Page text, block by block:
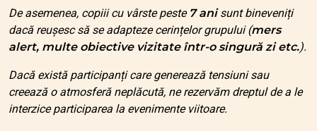
De asemenea, copiii cu vârste peste 7 anisunt bineveniți
dacă reușesc să se adapteze cerințelor grupului (mers
alert, multe obiective vizitate într-o singură zi etc.).
Dacă există participanți care generează tensiuni sau
creează o atmosferă neplăcută, ne rezervăm dreptul de a le
interzice participarea la evenimente viitoare.